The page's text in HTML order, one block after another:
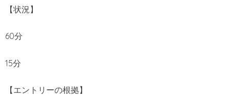
【状況】
60分
15分
【エントリーの根拠】